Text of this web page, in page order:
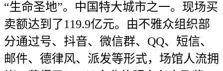
“生命圣地”。中国特大城市之一。现场买
卖额达到了119.9亿元。由不雅众组织部
分通过号、抖音、微信群、QQ、短信、
邮件、德律风、派发等形式，场馆人流拥